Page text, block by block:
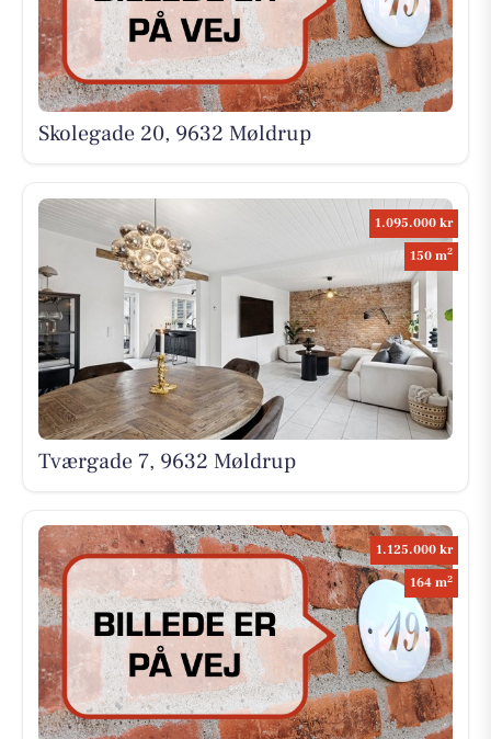
Skolegade 20, 9632 Møldrup
1.095.000 kr
150 m2
Tværgade 7, 9632 Møldrup
1.125.000 kr
164 m2